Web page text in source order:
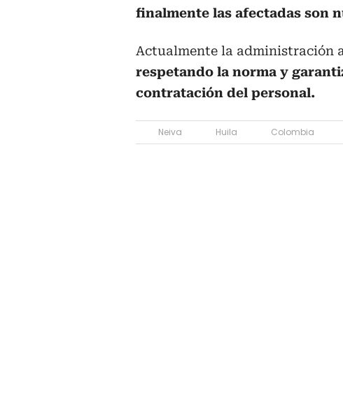
finalmente las afectadas son
Actualmente la administración
respetando la norma y
contratación del personal.
Neiva Huila Colombia